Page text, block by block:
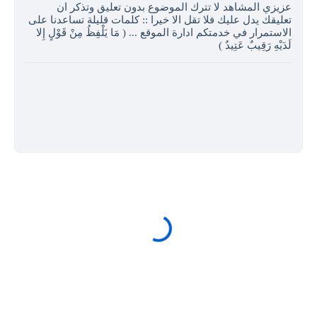
عزيزي المشاهد لا تترك الموضوع بدون تعليق وتذكر ان
تعليقك يدل عليك فلا تقل الا خيرا :: كلمات قليلة تساعدنا على
الاستمرار في خدمتكم ادارة الموقع ... ( مَا يَلْفِظُ مِنْ قَوْلٍ إِلا
لَدَيْهِ رَقِيبٌ عَتِيدٌ )